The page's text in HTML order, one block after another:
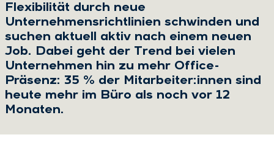
Flexibilität durch neue
Unternehmensrichtlinien schwinden und
suchen aktuell aktiv nach einem neuen
Job. Dabei geht der Trend bei vielen
Unternehmen hin zu mehr Office-
Präsenz: 35 % der Mitarbeiter:innen sind
heute mehr im Büro als noch vor 12
Monaten.